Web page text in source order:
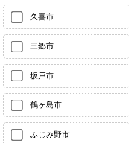
久喜市
三郷市
坂戸市
鶴ヶ島市
ふじみ野市